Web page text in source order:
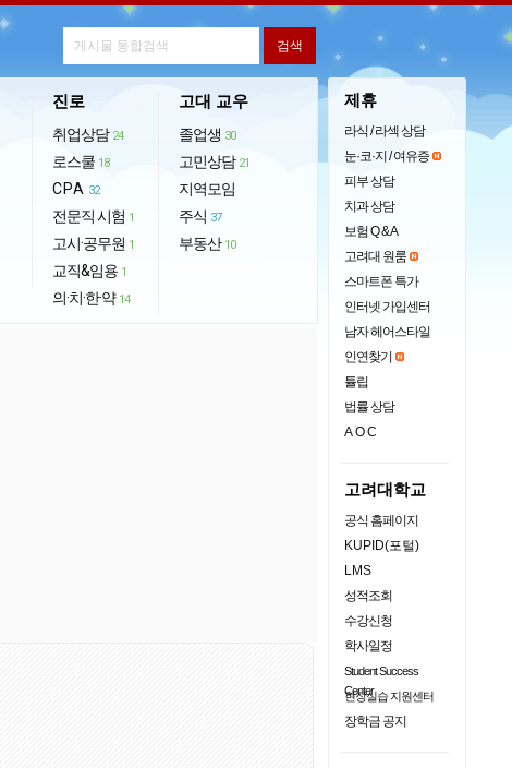
진로
취업상담 24
로스쿨 18
CPA 32
전문직 시험 1
고시·공무원 1
교직&임용 1
의·치·한·약 14
고대 교우
졸업생 30
고민상담 21
지역모임
주식 37
부동산 10
제휴
라식 / 라섹 상담
눈·코·지 / 여유증
피부 상담
치과 상담
보험 Q & A
고려대 원룸
스마트폰 특가
인터넷 가입센터
남자 헤어스타일
인연찾기
튤립
법률 상담
AOC
고려대학교
공식 홈페이지
KUPID(포털)
LMS
성적조회
수강신청
학사일정
Student Success
Center
현장실습 지원센터
장학금 공지